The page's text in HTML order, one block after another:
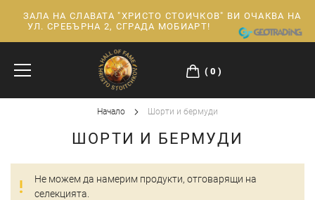
Прескачане
ЗАЛА НА СЛАВАТА "ХРИСТО СТОИЧКОВ" ВИ ОЧАКВА НА
УЛ. СРЕБЪРНА 2, СГРАДА МОБИАРТ!
0
Начало Шорти и бермуди
ШОРТИ И БЕРМУДИ
Не можем да намерим продукти, отговарящи на
селекцията.